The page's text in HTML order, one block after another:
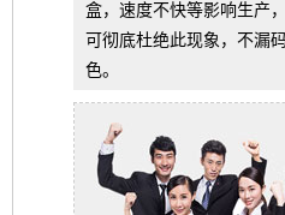
盒，速度不快等影响生产
可彻底杜绝此现象，不漏
色。